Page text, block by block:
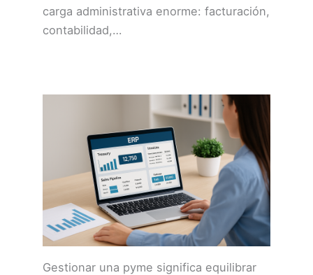
carga administrativa enorme: facturación,
contabilidad,…
Gestionar una pyme significa equilibrar